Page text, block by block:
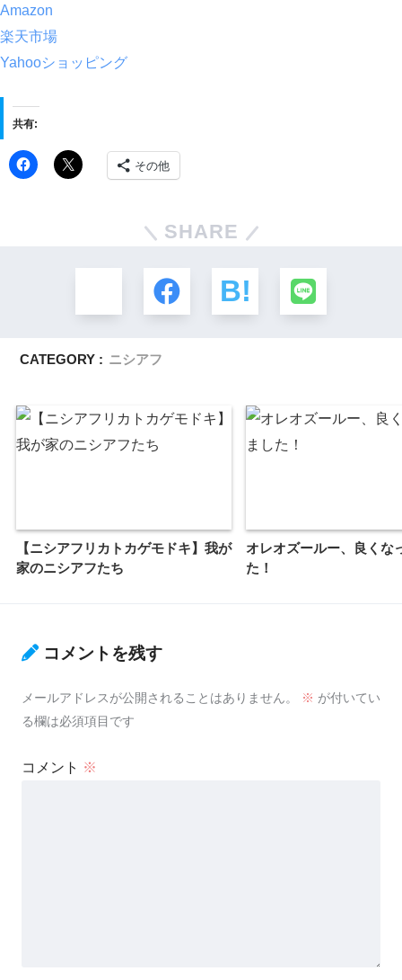
Amazon
楽天市場
Yahooショッピング
共有:
その他
SHARE
CATEGORY : ニシアフ
【ニシアフリカトカゲモドキ】我が
家のニシアフたち
オレオズールー、良くな
た！
コメントを残す
メールアドレスが公開されることはありません。 ※ が付いてい
る欄は必須項目です
コメント ※